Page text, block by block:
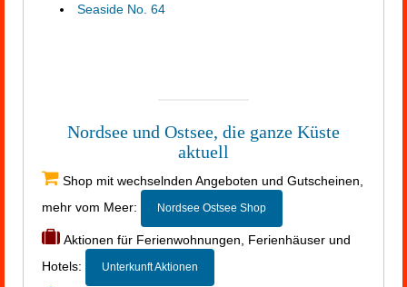
Seaside No. 64
Nordsee und Ostsee, die ganze Küste
aktuell
Shop mit wechselnden Angeboten und Gutscheinen,
mehr vom Meer:
Nordsee Ostsee Shop
Aktionen für Ferienwohnungen, Ferienhäuser und
Hotels:
Unterkunft Aktionen